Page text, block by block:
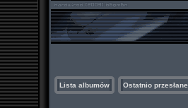
Lista albumów Ostatnio przesłane